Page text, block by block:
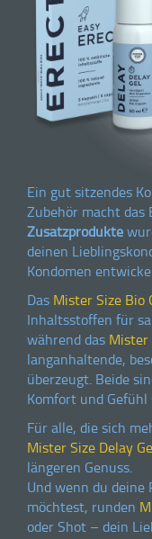
Ein gut sitzendes
Zubehör macht das
Zusatzprodukte
deinen
Kondomen
Das Mister Size Bio
Inhaltsstoffen für
während das Mister
langanhaltende,
überzeugt. Beide
Komfort und Gefühl
Für alle, die sich
Mister Size Delay
längeren Genuss.
Und wenn du deine
möchtest, runden
oder Shot – dein